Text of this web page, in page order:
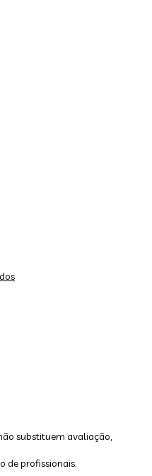
substituem avaliação,
de profissionais.